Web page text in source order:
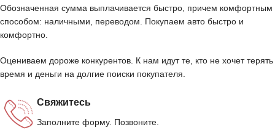
Обозначенная сумма выплачивается быстро, причем комфортным
способом: наличными, переводом. Покупаем авто быстро и
комфортно.
Оцениваем дороже конкурентов. К нам идут те, кто не хочет терять
время и деньги на долгие поиски покупателя.
Свяжитесь
Заполните форму. Позвоните.